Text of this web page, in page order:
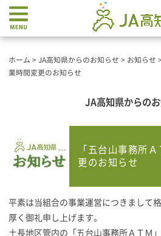
ホーム > JA高知県からのお知らせ > お知らせ >
業時間変更のお知らせ
JA高知県からの
「五台山事務所
更のお知らせ
平素は当組合の事業運営につきまして
厚く御礼申し上げます。
土長地区管内の「五台山事務所ＡＴＭ